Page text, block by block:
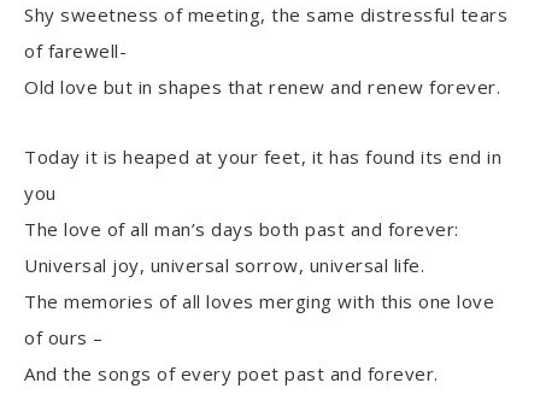
Shy sweetness of meeting, the same distressful tears
of farewell-
Old love but in shapes that renew and renew forever.
Today it is heaped at your feet, it has found its end in
you
The love of all man’s days both past and forever:
Universal joy, universal sorrow, universal life.
The memories of all loves merging with this one love
of ours –
And the songs of every poet past and forever.